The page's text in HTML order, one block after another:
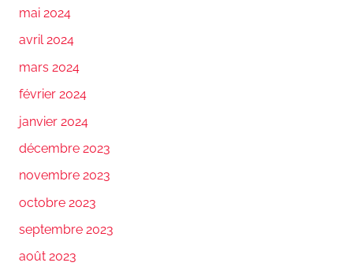
mai 2024
avril 2024
mars 2024
février 2024
janvier 2024
décembre 2023
novembre 2023
octobre 2023
septembre 2023
août 2023